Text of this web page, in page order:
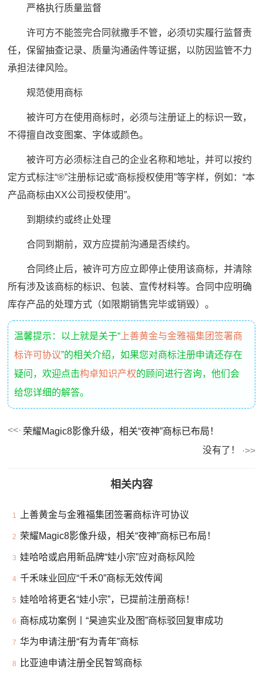
严格执行质量监督
许可方不能签完合同就撒手不管，必须切实履行监督责
任，保留抽查记录、质量沟通函件等证据，以防因监管不力
承担法律风险。
规范使用商标
被许可方在使用商标时，必须与注册证上的标识一致，
不得擅自改变图案、字体或颜色。
被许可方必须标注自己的企业名称和地址，并可以按约
定方式标注“®”注册标记或“商标授权使用”等字样，例如：“本
产品商标由XX公司授权使用”。
到期续约或终止处理
合同到期前，双方应提前沟通是否续约。
合同终止后，被许可方应立即停止使用该商标，并清除
所有涉及该商标的标识、包装、宣传材料等。合同中应明确
库存产品的处理方式（如限期销售完毕或销毁）。
温馨提示：以上就是关于“ 上善黄金与金雅福集团签署商
标许可协议”的相关介绍，如果您对商标注册申请还存在
疑问，欢迎点击构卓知识产权的顾问进行咨询，他们会
给您详细的解答。
荣耀Magic8影像升级，相关“夜神”商标已布局！
没有了！
相关内容
1 上善黄金与金雅福集团签署商标许可协议
2 荣耀Magic8影像升级，相关“夜神”商标已布局！
3 娃哈哈或启用新品牌“娃小宗”应对商标风险
4 千禾味业回应“千禾0”商标无效传闻
5 娃哈哈将更名“娃小宗”，已提前注册商标！
6 商标成功案例丨“昊迪实业及图”商标驳回复审成功
7 华为申请注册“有为青年”商标
8 比亚迪申请注册全民智驾商标